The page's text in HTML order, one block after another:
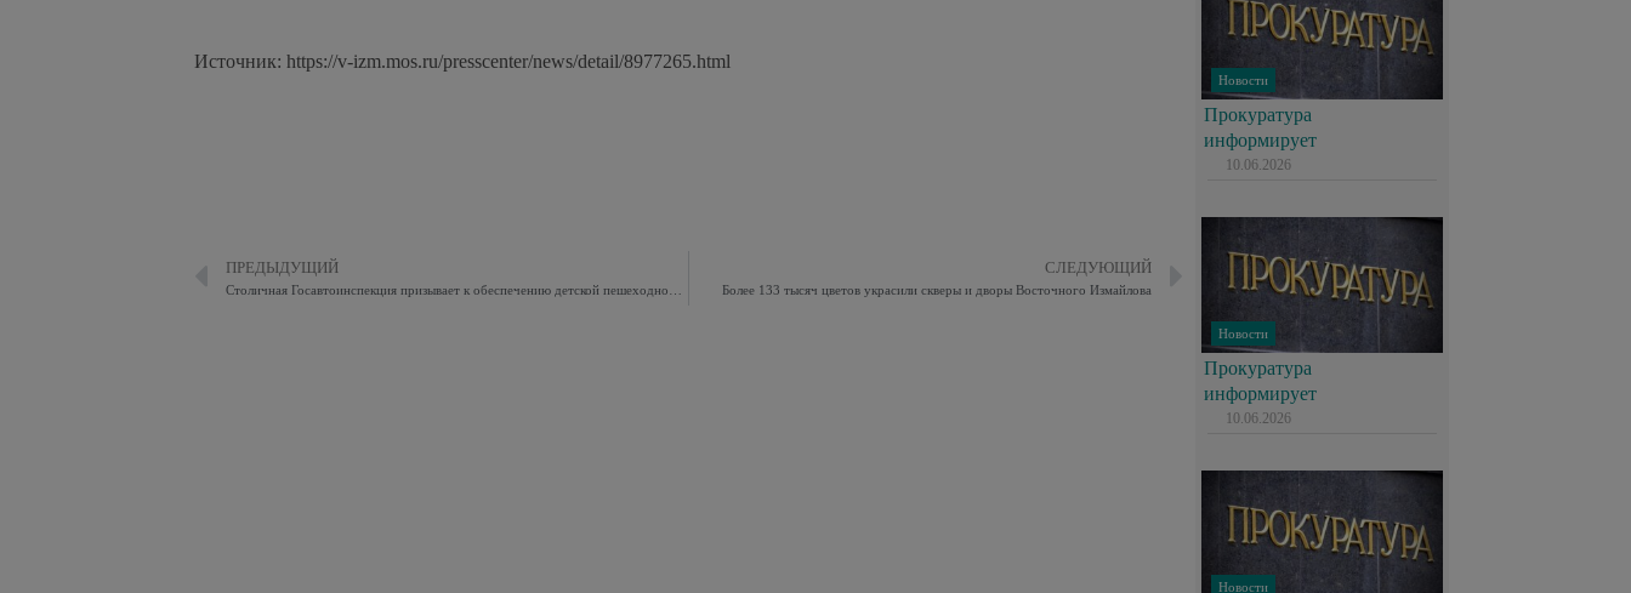
Источник: https://v-izm.mos.ru/presscenter/news/detail/8977265.html
ПРЕДЫДУЩИЙ СЛЕДУЮЩИЙ
Более 133 тысяч цветов украсили скверы и дворы Восточного Измайлова
Новости
Прокуратура
информирует
10.06.2026
Новости
Прокуратура
информирует
10.06.2026
Новости